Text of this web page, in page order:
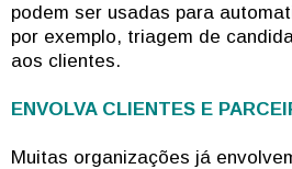
podem ser usadas para
por exemplo, triagem de
aos clientes.
ENVOLVA CLIENTES E
Muitas organizações já